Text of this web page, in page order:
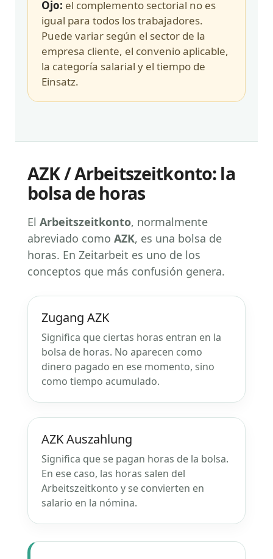
Ojo: el complemento sectorial no es
igual para todos los trabajadores.
Puede variar según el sector de la
empresa cliente, el convenio aplicable,
la categoría salarial y el tiempo de
Einsatz.
AZK / Arbeitszeitkonto: la
bolsa de horas
El Arbeitszeitkonto, normalmente
abreviado como AZK, es una bolsa de
horas. En Zeitarbeit es uno de los
conceptos que más confusión genera.
Zugang AZK
Significa que ciertas horas entran en la
bolsa de horas. No aparecen como
dinero pagado en ese momento, sino
como tiempo acumulado.
AZK Auszahlung
Significa que se pagan horas de la bolsa.
En ese caso, las horas salen del
Arbeitszeitkonto y se convierten en
salario en la nómina.